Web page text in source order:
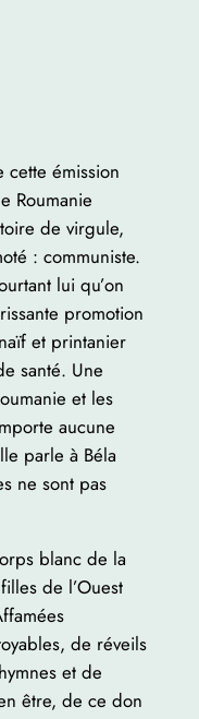
émission
Roumanie
de virgule,
: communiste.
lui qu’on
promotion
et printanier
santé. Une
et les
aucune
parle à Béla
ne sont pas
blanc de la
de l’Ouest
de réveils
et de
être, de ce don